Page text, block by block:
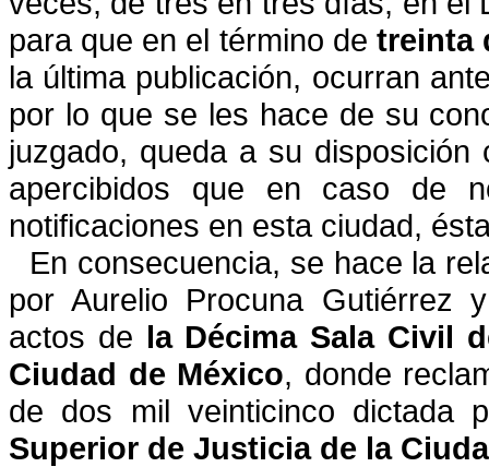
para que en el término de treinta
la última publicación, ocurran
por lo que se les hace de su
juzgado, queda a su disposición
apercibidos que en caso de
notificaciones en esta ciudad,
En consecuencia, se hace la
por Aurelio Procuna Gutiérrez y
actos de la Décima Sala Civil
Ciudad de México, donde
de dos mil veinticinco dictada
Superior de Justicia de la